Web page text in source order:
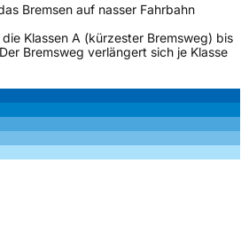
Bremsen auf nasser Fahrbahn
Klassen A (kürzester Bremsweg) bis
Bremsweg verlängert sich je Klasse